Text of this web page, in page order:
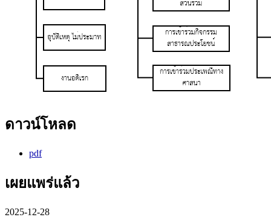
ดาวน์โหลด
pdf
เผยแพร่แล้ว
2025-12-28